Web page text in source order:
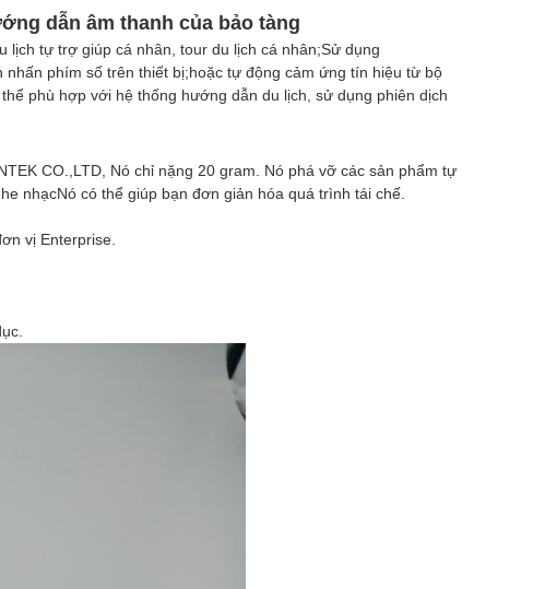
dẫn âm thanh của bảo tàng
tự trợ giúp cá nhân, tour du lịch cá nhân;Sử dụng
phím số trên thiết bị;hoặc tự động cảm ứng tín hiệu từ bộ
phù hợp với hệ thống hướng dẫn du lịch, sử dụng phiên dịch
CO.,LTD, Nó chỉ nặng 20 gram. Nó phá vỡ các sản phẩm tự
nhạcNó có thể giúp bạn đơn giản hóa quá trình tái chế.
vị Enterprise.